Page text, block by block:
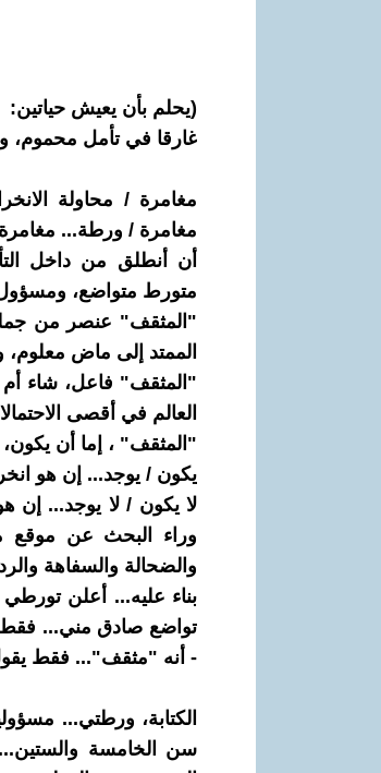
(يحلم بأن يعيش حياتين:
غارقا في تأمل
مغامرة / محاولة
مغامرة / ورطة...
أن أنطلق من داخل
متورط متواضع،
"المثقف" عنصر من
الممتد إلى ماض
"المثقف" فاعل، شاء
العالم في أقصى
"المثقف" ، إما أن يكون،
يكون / يوجد... إن هو
لا يكون / لا يوجد... إن
وراء البحث عن موقع
والضحالة والسفاهة
بناء عليه... أعلن
تواضع صادق مني... فقط
- أنه "مثقف"... فقط
الكتابة، ورطتي...
سن الخامسة